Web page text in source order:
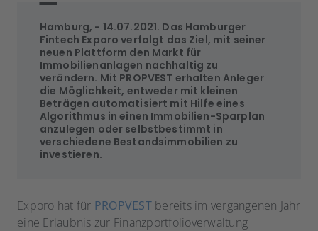
Hamburg, - 14.07.2021. Das Hamburger
Fintech Exporo verfolgt das Ziel, mit seiner
neuen Plattform den Markt für
Immobilienanlagen nachhaltig zu
verändern. Mit PROPVEST erhalten Anleger
die Möglichkeit, entweder mit kleinen
Beträgen automatisiert mit Hilfe eines
Algorithmus in einen Immobilien-Sparplan
anzulegen oder selbstbestimmt in
verschiedene Bestandsimmobilien zu
investieren.
Exporo hat für PROPVESTbereits im vergangenen Jahr
eine Erlaubnis zur Finanzportfolioverwaltung